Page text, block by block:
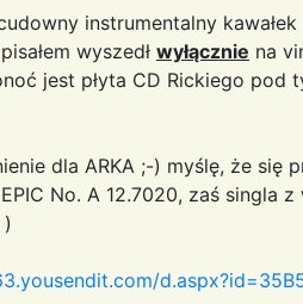
instrumentalny
wyszedł wyłącznie na
jest płyta CD Rickiego pod
dla ARKA ;-) myślę, że
No. A 12.7020, zaś singla